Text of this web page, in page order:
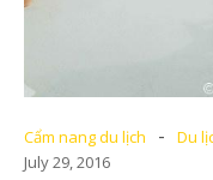
Cẩm nang du lịch - Du
July 29, 2016